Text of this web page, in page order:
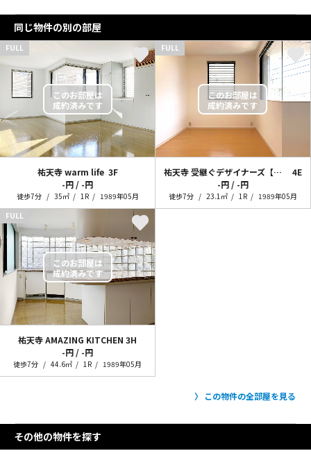
同じ物件の別の部屋
FULL
祐天寺 warm life 3F
-円 / -円
徒歩7分 35㎡ 1R 1989年05月
FULL
祐天寺 受継ぐデザイナーズ【事務所・サロン可】
4E
-円 / -円
徒歩7分 23.1㎡ 1R
1989年05月
FULL
祐天寺 AMAZING KITCHEN 3H
-円 / -円
徒歩7分 44.6㎡ 1R 1989年05月
この物件の全部屋を見る
その他の物件を探す